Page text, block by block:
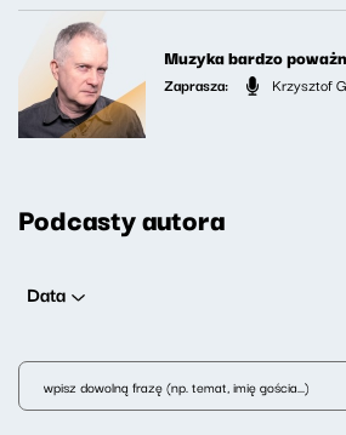
Muzyka bardzo
Zaprasza: Krzysztof
Podcasty autora
Data